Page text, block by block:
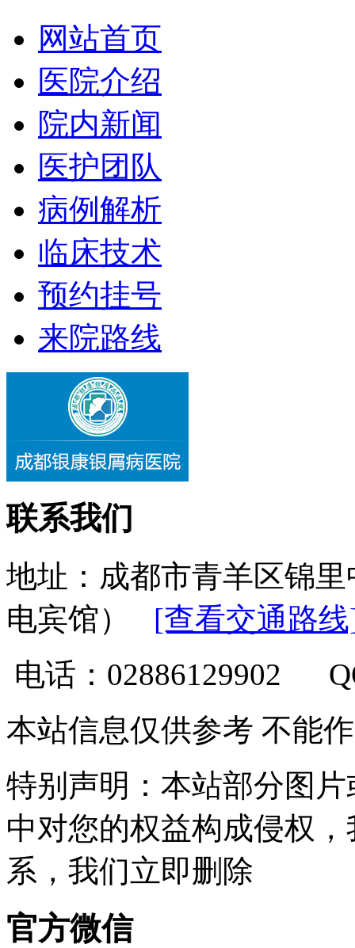
网站首页
医院介绍
院内新闻
医护团队
病例解析
临床技术
预约挂号
来院路线
联系我们
地址：成都市青羊区锦
电宾馆） [查看交通路
电话：02886129902
本站信息仅供参考 不能
特别声明：本站部分图
中对您的权益构成侵权
系，我们立即删除
官方微信